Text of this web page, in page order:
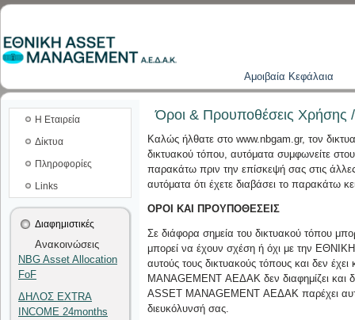
Aμοιβαία Kεφάλαια
Η Εταιρεία
Δίκτυα
Πληροφορίες
Links
Διαφημιστικές
Ανακοινώσεις
NBG Asset Allocation
FoF
ΔΗΛΟΣ EXTRA
INCOME 24months
Όροι & Προυποθέσεις Χρήσης /
Καλώς ήλθατε στο www.nbgam.gr, τον
δικτυακού τόπου, αυτόματα συμφωνείτε
παρακάτω πριν την επίσκεψή σας στις
αυτόματα ότι έχετε διαβάσει το παρακάτω
ΟΡΟΙ ΚΑΙ ΠΡΟΥΠΟΘΕΣΕΙΣ
Σε διάφορα σημεία του δικτυακού τόπου
μπορεί να έχουν σχέση ή όχι με την
αυτούς τους δικτυακούς τόπους και δεν
MANAGEMENT ΑΕΔΑΚ δεν διαφημίζει
ASSET MANAGEMENT ΑΕΔΑΚ παρέχει
διευκόλυνσή σας.